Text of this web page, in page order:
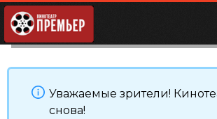
Уважаемые зрители!
снова!